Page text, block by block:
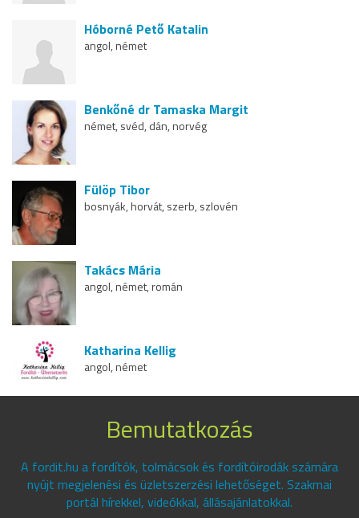
Hóborné Pető Katalin
angol, német
Benkőné dr Tamaska Margit
német, svéd, dán, norvég
Fülöp Tibor
bosnyák, horvát, szerb, szlovén
Takács Mária
angol, német, román
Katharina Kellig
angol, német
Bemutatkozás
A fordit.hu a fordítók, tolmácsok és fordítóirodák számára
nyújt megjelenési és üzletszerzési lehetőséget. Szakmai
portál hírekkel, videókkal, állásajánlatokkal.